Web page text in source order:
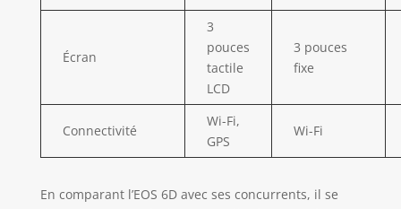
Écran
3
pouces
tactile
LCD
3 pouces
fixe
Connectivité
Wi-Fi,
GPS
Wi-Fi
En comparant l’EOS 6D avec ses concurrents, il se